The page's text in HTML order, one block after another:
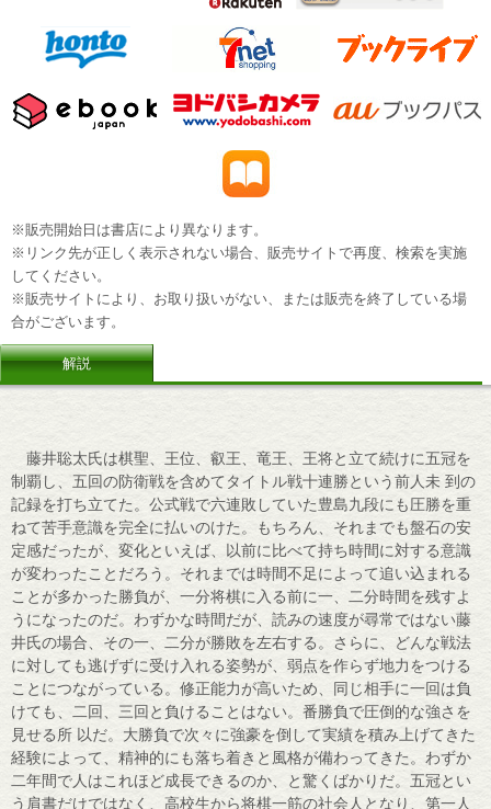
※販売開始日は書店により異なります。
※リンク先が正しく表示されない場合、販売サイトで再度、検索を実施
してください。
※販売サイトにより、お取り扱いがない、または販売を終了している場
合がございます。
解説
藤井聡太氏は棋聖、王位、叡王、竜王、王将と立て続けに五冠を
制覇し、五回の防衛戦を含めてタイトル戦十連勝という前人未 到の
記録を打ち立てた。公式戦で六連敗していた豊島九段にも圧勝を重
ねて苦手意識を完全に払いのけた。もちろん、それまでも盤石の安
定感だったが、変化といえば、以前に比べて持ち時間に対する意識
が変わったことだろう。それまでは時間不足によって追い込まれる
ことが多かった勝負が、一分将棋に入る前に一、二分時間を残すよ
うになったのだ。わずかな時間だが、読みの速度が尋常ではない藤
井氏の場合、その一、二分が勝敗を左右する。さらに、どんな戦法
に対しても逃げずに受け入れる姿勢が、弱点を作らず地力をつける
ことにつながっている。修正能力が高いため、同じ相手に一回は負
けても、二回、三回と負けることはない。番勝負で圧倒的な強さを
見せる所 以だ。大勝負で次々に強豪を倒して実績を積み上げてきた
経験によって、精神的にも落ち着きと風格が備わってきた。わずか
二年間で人はこれほど成長できるのか、と驚くばかりだ。五冠とい
う肩書だけではなく、高校生から将棋一筋の社会人となり、第一人